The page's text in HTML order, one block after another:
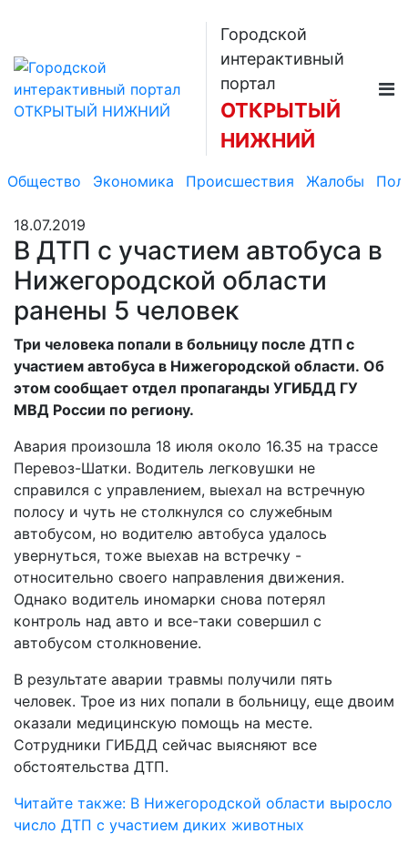
Городской
интерактивный
портал
ОТКРЫТЫЙ
НИЖНИЙ
Общество Экономика Происшествия Жалобы
18.07.2019
В ДТП с участием автобуса в
Нижегородской области
ранены 5 человек
Три человека попали в больницу после ДТП с
участием автобуса в Нижегородской области. Об
этом сообщает отдел пропаганды УГИБДД ГУ
МВД России по региону.
Авария произошла 18 июля около 16.35 на трассе
Перевоз-Шатки. Водитель легковушки не
справился с управлением, выехал на встречную
полосу и чуть не столкнулся со служебным
автобусом, но водителю автобуса удалось
увернуться, тоже выехав на встречку -
относительно своего направления движения.
Однако водитель иномарки снова потерял
контроль над авто и все-таки совершил с
автобусом столкновение.
В результате аварии травмы получили пять
человек. Трое из них попали в больницу, еще двоим
оказали медицинскую помощь на месте.
Сотрудники ГИБДД сейчас выясняют все
обстоятельства ДТП.
Читайте также: В Нижегородской области выросло
число ДТП с участием диких животных